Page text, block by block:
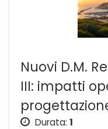
Nuovi D.M.
III: impatti
Durata: 1